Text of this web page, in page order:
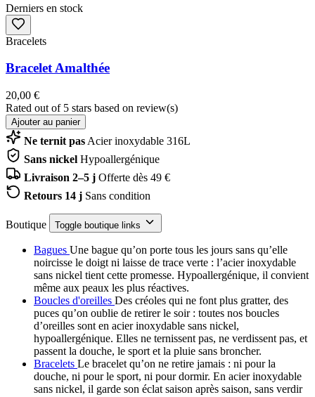
Derniers en stock
Bracelets
Bracelet Amalthée
20,00 €
Rated out of 5 stars based on review(s)
Ajouter au panier
Ne ternit pas Acier inoxydable 316L
Sans nickel Hypoallergénique
Livraison 2–5 j Offerte dès 49 €
Retours 14 j Sans condition
Boutique Toggle boutique links
Bagues Une bague qu’on porte tous les jours sans qu’elle
noircisse le doigt ni laisse de trace verte : l’acier inoxydable
sans nickel tient cette promesse. Hypoallergénique, il convient
même aux peaux les plus réactives.
Boucles d'oreilles Des créoles qui ne font plus gratter, des
puces qu’on oublie de retirer le soir : toutes nos boucles
d’oreilles sont en acier inoxydable sans nickel,
hypoallergénique. Elles ne ternissent pas, ne verdissent pas, et
passent la douche, le sport et la pluie sans broncher.
Bracelets Le bracelet qu’on ne retire jamais : ni pour la
douche, ni pour le sport, ni pour dormir. En acier inoxydable
sans nickel, il garde son éclat saison après saison, sans verdir